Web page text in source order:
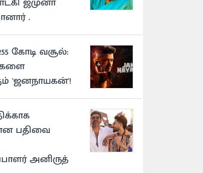
.
கோடி வசூல்:
'ஜனநாயகன்'!
பதிவை
அனிருத்